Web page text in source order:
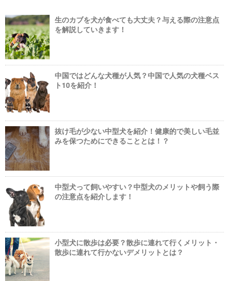
生のカブを犬が食べても大丈夫？与える際の注意点
を解説していきます！
中国ではどんな犬種が人気？中国で人気の犬種ベス
ト10を紹介！
抜け毛が少ない中型犬を紹介！健康的で美しい毛並
みを保つためにできることとは！？
中型犬って飼いやすい？中型犬のメリットや飼う際
の注意点を紹介します！
小型犬に散歩は必要？散歩に連れて行くメリット・
散歩に連れて行かないデメリットとは？